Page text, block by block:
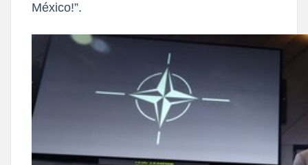
México!”.